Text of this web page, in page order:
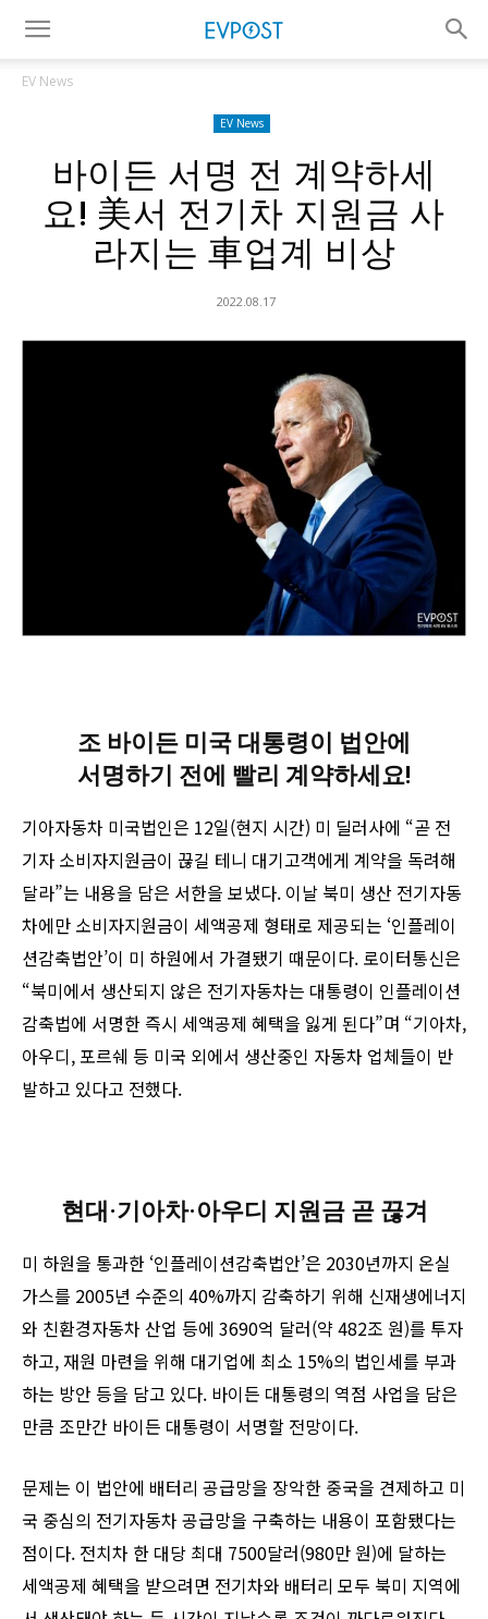
EV News
EV News
바이든 서명 전 계약하세
요! 美서 전기차 지원금 사
라지는 車업계 비상
2022.08.17
조 바이든 미국 대통령이 법안에
서명하기 전에 빨리 계약하세요!
기아자동차 미국법인은 12일(현지 시간) 미 딜러사에 “곧 전
기자 소비자지원금이 끊길 테니 대기고객에게 계약을 독려해
달라”는 내용을 담은 서한을 보냈다. 이날 북미 생산 전기자동
차에만 소비자지원금이 세액공제 형태로 제공되는 ‘인플레이
션감축법안’이 미 하원에서 가결됐기 때문이다. 로이터통신은
“북미에서 생산되지 않은 전기자동차는 대통령이 인플레이션
감축법에 서명한 즉시 세액공제 혜택을 잃게 된다”며 “기아차,
아우디, 포르쉐 등 미국 외에서 생산중인 자동차 업체들이 반
발하고 있다고 전했다.
현대·기아차·아우디 지원금 곧 끊겨
미 하원을 통과한 ‘인플레이션감축법안’은 2030년까지 온실
가스를 2005년 수준의 40%까지 감축하기 위해 신재생에너지
와 친환경자동차 산업 등에 3690억 달러(약 482조 원)를 투자
하고, 재원 마련을 위해 대기업에 최소 15%의 법인세를 부과
하는 방안 등을 담고 있다. 바이든 대통령의 역점 사업을 담은
만큼 조만간 바이든 대통령이 서명할 전망이다.
문제는 이 법안에 배터리 공급망을 장악한 중국을 견제하고 미
국 중심의 전기자동차 공급망을 구축하는 내용이 포함됐다는
점이다. 전치차 한 대당 최대 7500달러(980만 원)에 달하는
세액공제 혜택을 받으려면 전기차와 배터리 모두 북미 지역에